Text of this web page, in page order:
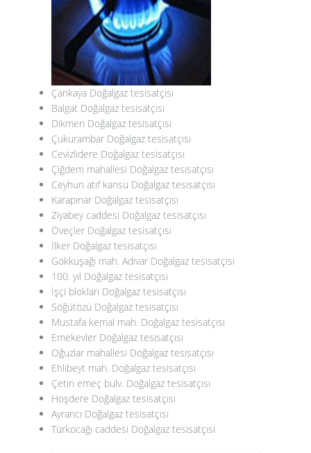
Çankaya Doğalgaz tesisatçısı
Balgat Doğalgaz tesisatçısı
Dikmen Doğalgaz tesisatçısı
Çukurambar Doğalgaz tesisatçısı
Cevizlidere Doğalgaz tesisatçısı
Çiğdem mahallesi Doğalgaz tesisatçısı
Ceyhun atıf kansu Doğalgaz tesisatçısı
Karapınar Doğalgaz tesisatçısı
Ziyabey caddesi Doğalgaz tesisatçısı
Öveçler Doğalgaz tesisatçısı
İlker Doğalgaz tesisatçısı
Gökkuşağı mah. Adıvar Doğalgaz tesisatçısı
100. yıl Doğalgaz tesisatçısı
İşçi blokları Doğalgaz tesisatçısı
Söğütözü Doğalgaz tesisatçısı
Mustafa kemal mah. Doğalgaz tesisatçısı
Emekevler Doğalgaz tesisatçısı
Oğuzlar mahallesi Doğalgaz tesisatçısı
Ehlibeyt mah. Doğalgaz tesisatçısı
Çetin emeç bulv. Doğalgaz tesisatçısı
Hoşdere Doğalgaz tesisatçısı
Ayrancı Doğalgaz tesisatçısı
Türkocağı caddesi Doğalgaz tesisatçısı